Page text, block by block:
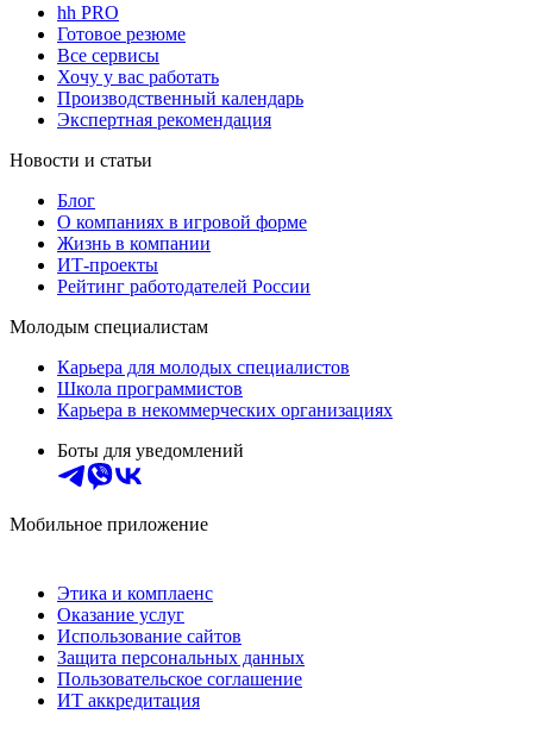
hh PRO
Готовое резюме
Все сервисы
Хочу у вас работать
Производственный календарь
Экспертная рекомендация
Новости и статьи
Блог
О компаниях в игровой форме
Жизнь в компании
ИТ-проекты
Рейтинг работодателей России
Молодым специалистам
Карьера для молодых специалистов
Школа программистов
Карьера в некоммерческих организациях
Боты для уведомлений
Мобильное приложение
Этика и комплаенс
Оказание услуг
Использование сайтов
Защита персональных данных
Пользовательское соглашение
ИТ аккредитация